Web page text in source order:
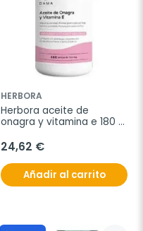
HERBORA
Herbora aceite de
onagra y vitamina e 180
24,62 €
Añadir al carrito